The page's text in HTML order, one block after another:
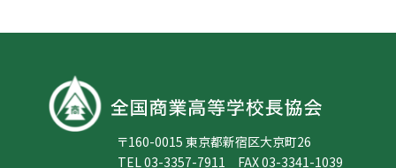
〒160-0015 東京都新宿区大京町26
TEL 03-3357-7911 FAX 03-3341-1039